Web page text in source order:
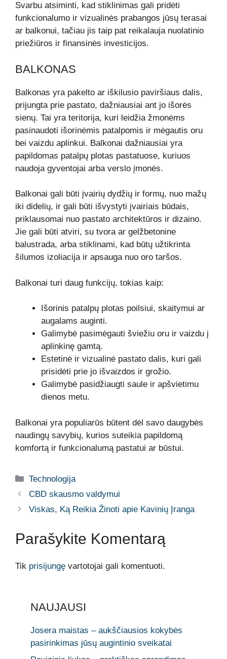
Svarbu atsiminti, kad stiklinimas gali pridėti
funkcionalumo ir vizualinės prabangos jūsų terasai
ar balkonui, tačiau jis taip pat reikalauja nuolatinio
priežiūros ir finansinės investicijos.
BALKONAS
Balkonas yra pakelto ar iškilusio paviršiaus dalis,
prijungta prie pastato, dažniausiai ant jo išorės
sienų. Tai yra teritorija, kuri leidžia žmonėms
pasinaudoti išorinėmis patalpomis ir mėgautis oru
bei vaizdu aplinkui. Balkonai dažniausiai yra
papildomas patalpų plotas pastatuose, kuriuos
naudoja gyventojai arba verslo įmonės.
Balkonai gali būti įvairių dydžių ir formų, nuo mažų
iki didelių, ir gali būti išvystyti įvairiais būdais,
priklausomai nuo pastato architektūros ir dizaino.
Jie gali būti atviri, su tvora ar gelžbetonine
balustrada, arba stiklinami, kad būtų užtikrinta
šilumos izoliacija ir apsauga nuo oro taršos.
Balkonai turi daug funkcijų, tokias kaip:
Išorinis patalpų plotas poilsiui, skaitymui ar
augalams auginti.
Galimybė pasimėgauti šviežiu oru ir vaizdu į
aplinkinę gamtą.
Estetinė ir vizualinė pastato dalis, kuri gali
prisidėti prie jo išvaizdos ir grožio.
Galimybė pasidžiaugti saule ir apšvietimu
dienos metu.
Balkonai yra populiarūs būtent dėl savo daugybės
naudingų savybių, kurios suteikia papildomą
komfortą ir funkcionalumą pastatui ar būstui.
Kategorijos
Technologija
CBD skausmo valdymui
Viskas, Ką Reikia Žinoti apie Kavinių Įranga
Parašykite Komentarą
Tik prisijungę vartotojai gali komentuoti.
NAUJAUSI
Josera maistas – aukščiausios kokybės
pasirinkimas jūsų augintinio sveikatai